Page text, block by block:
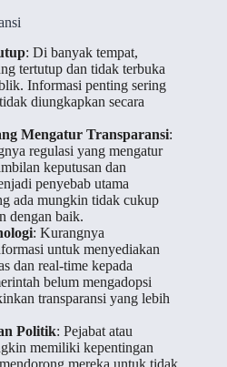
: Di banyak tempat,
tertutup dan tidak terbuka
Informasi penting sering
diungkapkan secara
Mengatur Transparansi:
regulasi yang mengatur
keputusan dan
penyebab utama
ada mungkin tidak cukup
dengan baik.
: Kurangnya
untuk menyediakan
dan real-time kepada
belum mengadopsi
transparansi yang lebih
Politik: Pejabat atau
memiliki kepentingan
mereka untuk tidak